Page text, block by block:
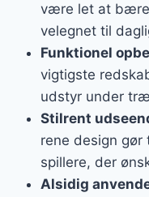
være let at
velegnet til
Funktionel
vigtigste
udstyr under
Stilrent
rene design
spillere, der
Alsidig